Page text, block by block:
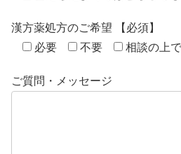
漢方薬処方のご希望 【必須】
必要
不要 相談の上
ご質問・メッセージ